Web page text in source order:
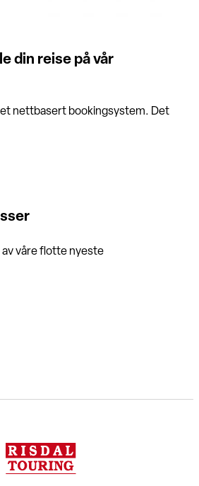
din reise på vår
et nettbasert bookingsystem. Det
våre flotte nyeste